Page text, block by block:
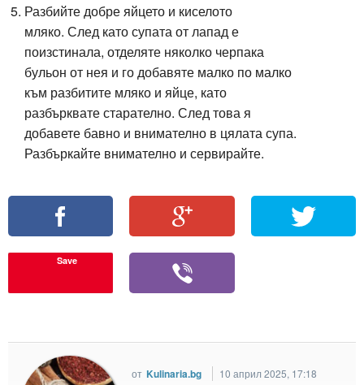
Разбийте добре яйцето и киселото
мляко. След като супата от лапад е
поизстинала, отделяте няколко черпака
бульон от нея и го добавяте малко по малко
към разбитите мляко и яйце, като
разбърквате старателно. След това я
добавете бавно и внимателно в цялата супа.
Разбъркайте внимателно и сервирайте.
Save
от Kulinaria.bg
10 април 2025, 17:18